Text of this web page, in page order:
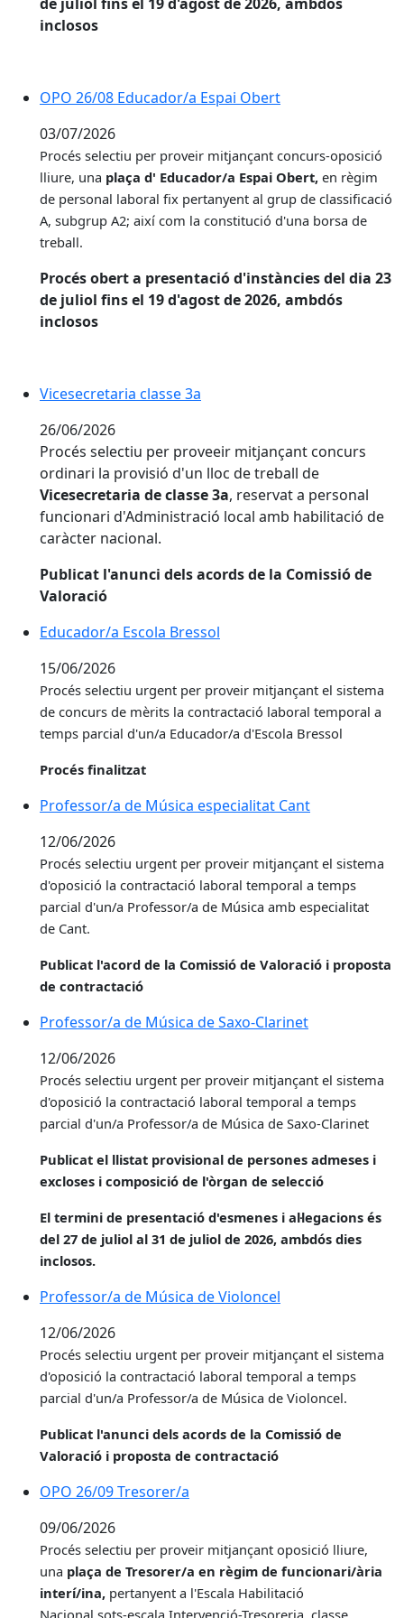
inclosos
OPO 26/08 Educador/a Espai Obert
03/07/2026
Procés selectiu per proveir mitjançant concurs-oposició
lliure, una plaça d' Educador/a Espai Obert, en règim
de personal laboral fix pertanyent al grup de classificació
A, subgrup A2; així com la constitució d'una borsa de
treball.
Procés obert a presentació d'instàncies del dia 23
de juliol fins el 19 d'agost de 2026, ambdós
inclosos
Vicesecretaria classe 3a
26/06/2026
Procés selectiu per proveeir mitjançant concurs
ordinari la provisió d'un lloc de treball de
Vicesecretaria de classe 3a, reservat a personal
funcionari d'Administració local amb habilitació de
caràcter nacional.
Publicat l'anunci dels acords de la Comissió de
Valoració
Educador/a Escola Bressol
15/06/2026
Procés selectiu urgent per proveir mitjançant el sistema
de concurs de mèrits la contractació laboral temporal a
temps parcial d'un/a Educador/a d'Escola Bressol
Procés finalitzat
Professor/a de Música especialitat Cant
12/06/2026
Procés selectiu urgent per proveir mitjançant el sistema
d'oposició la contractació laboral temporal a temps
parcial d'un/a Professor/a de Música amb especialitat
de Cant.
Publicat l'acord de la Comissió de Valoració i proposta
de contractació
Professor/a de Música de Saxo-Clarinet
12/06/2026
Procés selectiu urgent per proveir mitjançant el sistema
d'oposició la contractació laboral temporal a temps
parcial d'un/a Professor/a de Música de Saxo-Clarinet
Publicat el llistat provisional de persones admeses i
excloses i composició de l'òrgan de selecció
El termini de presentació d'esmenes i al·legacions és
del 27 de juliol al 31 de juliol de 2026, ambdós dies
inclosos.
Professor/a de Música de Violoncel
12/06/2026
Procés selectiu urgent per proveir mitjançant el sistema
d'oposició la contractació laboral temporal a temps
parcial d'un/a Professor/a de Música de Violoncel.
Publicat l'anunci dels acords de la Comissió de
Valoració i proposta de contractació
OPO 26/09 Tresorer/a
09/06/2026
Procés selectiu per proveir mitjançant oposició lliure,
una plaça de Tresorer/a en règim de funcionari/ària
interí/ina, pertanyent a l'Escala Habilitació
Nacional sots-escala Intervenció-Tresoreria, classe